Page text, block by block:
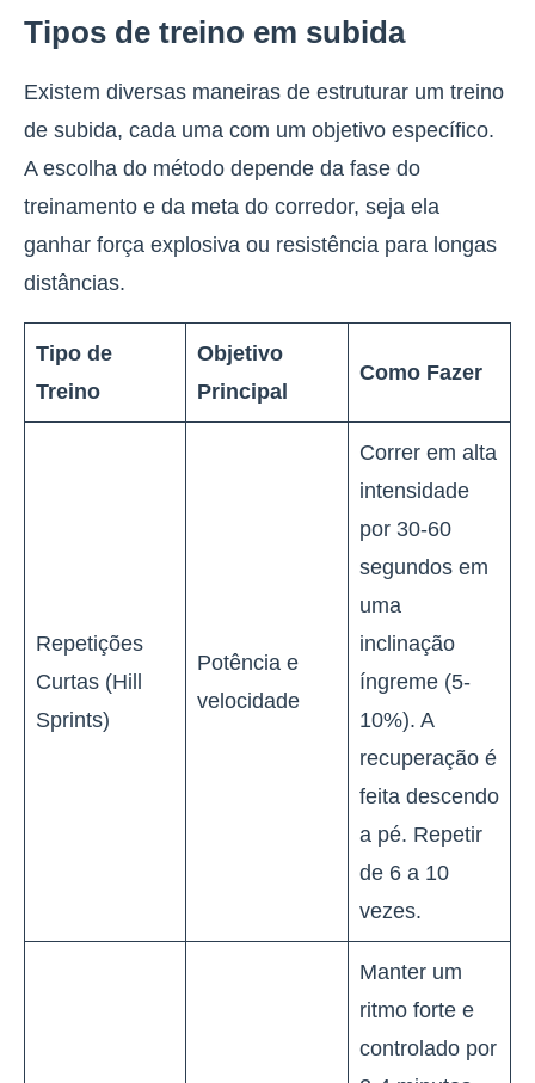
Tipos de treino em subida
Existem diversas maneiras de estruturar um treino
de subida, cada uma com um objetivo específico.
A escolha do método depende da fase do
treinamento e da meta do corredor, seja ela
ganhar força explosiva ou resistência para longas
distâncias.
Tipo de
Treino
Objetivo
Principal
Como Fazer
Repetições
Curtas (Hill
Sprints)
Potência e
velocidade
Correr em alta
intensidade
por 30-60
segundos em
uma
inclinação
íngreme (5-
10%). A
recuperação é
feita descendo
a pé. Repetir
de 6 a 10
vezes.
Manter um
ritmo forte e
controlado por